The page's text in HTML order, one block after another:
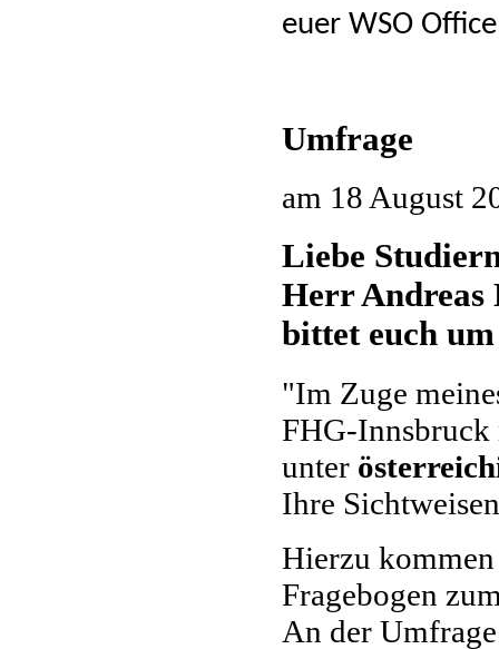
euer WSO
Umfrage
am 18 August
Liebe
Herr Andreas
bittet euch
"Im Zuge
FHG-Innsbruck
unter
Ihre
Hierzu kommen
Fragebogen
An der